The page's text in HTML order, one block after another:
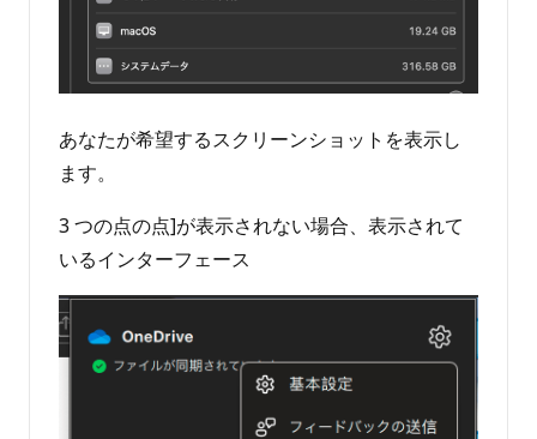
あなたが希望するスクリーンショットを表示し
ます。
3 つの点の点]が表示されない場合、表示されて
いるインターフェース